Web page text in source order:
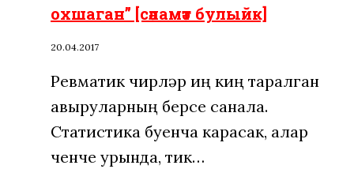
охшаган” [сәламәт булыйк]
20.04.2017
Ревматик чирләр иң киң таралган
авыруларның берсе санала.
Статистика буенча карасак, алар
өченче урында, тик…